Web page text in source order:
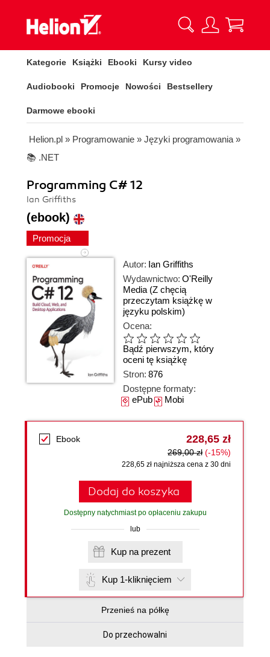
Kategorie Książki Ebooki Kursy video
Audiobooki Promocje Nowości Bestsellery
Darmowe ebooki
Helion.pl » Programowanie » Języki programowania »
📚 .NET
Programming C# 12
Ian Griffiths
(ebook)
Promocja
Autor: Ian Griffiths
Wydawnictwo: O'Reilly
Media (Z chęcią
przeczytam książkę w
języku polskim)
Ocena:
Bądź pierwszym, który
oceni tę książkę
Stron: 876
Dostępne formaty:
ePubMobi
Ebook 228,65 zł
269,00 zł (-15%)
228,65 zł najniższa cena z 30 dni
Dodaj do koszyka
Dostępny natychmiast po opłaceniu zakupu
lub
Kup na prezent
Kup 1-kliknięciem
Przenieś na półkę
Do przechowalni